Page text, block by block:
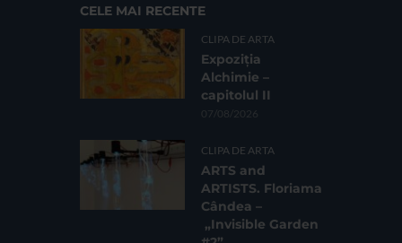
CELE MAI RECENTE
CLIPA DE ARTA
Expoziția
Alchimie –
capitolul II
07/08/2026
CLIPA DE ARTA
ARTS and
ARTISTS. Floriama
Cândea –
„Invisible Garden